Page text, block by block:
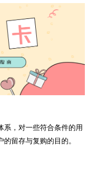
系，对一些符合条件的用
留存与复购的目的。